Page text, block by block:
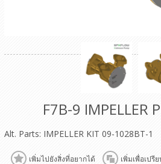
F7B-9 IMPELLER
Alt. Parts: IMPELLER KIT 09-1028BT-1
เพิ่มไปยังสิ่งที่อยากได้ เพิ่มเพื่อเปรี